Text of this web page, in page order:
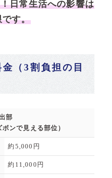
日常生活への影響は
です。
（3割負担の目
部
ンで見える部位）
約5,000円
約11,000円